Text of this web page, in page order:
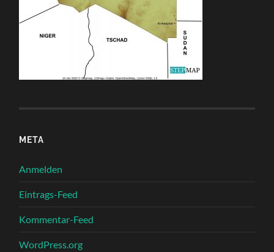
META
Anmelden
Eintrags-Feed
Kommentar-Feed
WordPress.org